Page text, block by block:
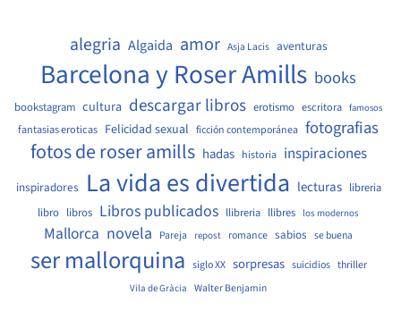
alegria Algaida amor Asja Lacis aventuras
Barcelona y Roser Amills books
bookstagram cultura descargar libros erotismo escritora famosos
fantasias eroticas Felicidad sexual ficción contemporánea fotografias
fotos de roser amills hadas historia inspiraciones
inspiradores La vida es divertida lecturas libreria
libro libros Libros publicados llibreria llibres los modernos
Mallorca novela Pareja repost romance sabios se buena
ser mallorquina siglo XX sorpresas suicidios thriller
Vila de Gràcia Walter Benjamin